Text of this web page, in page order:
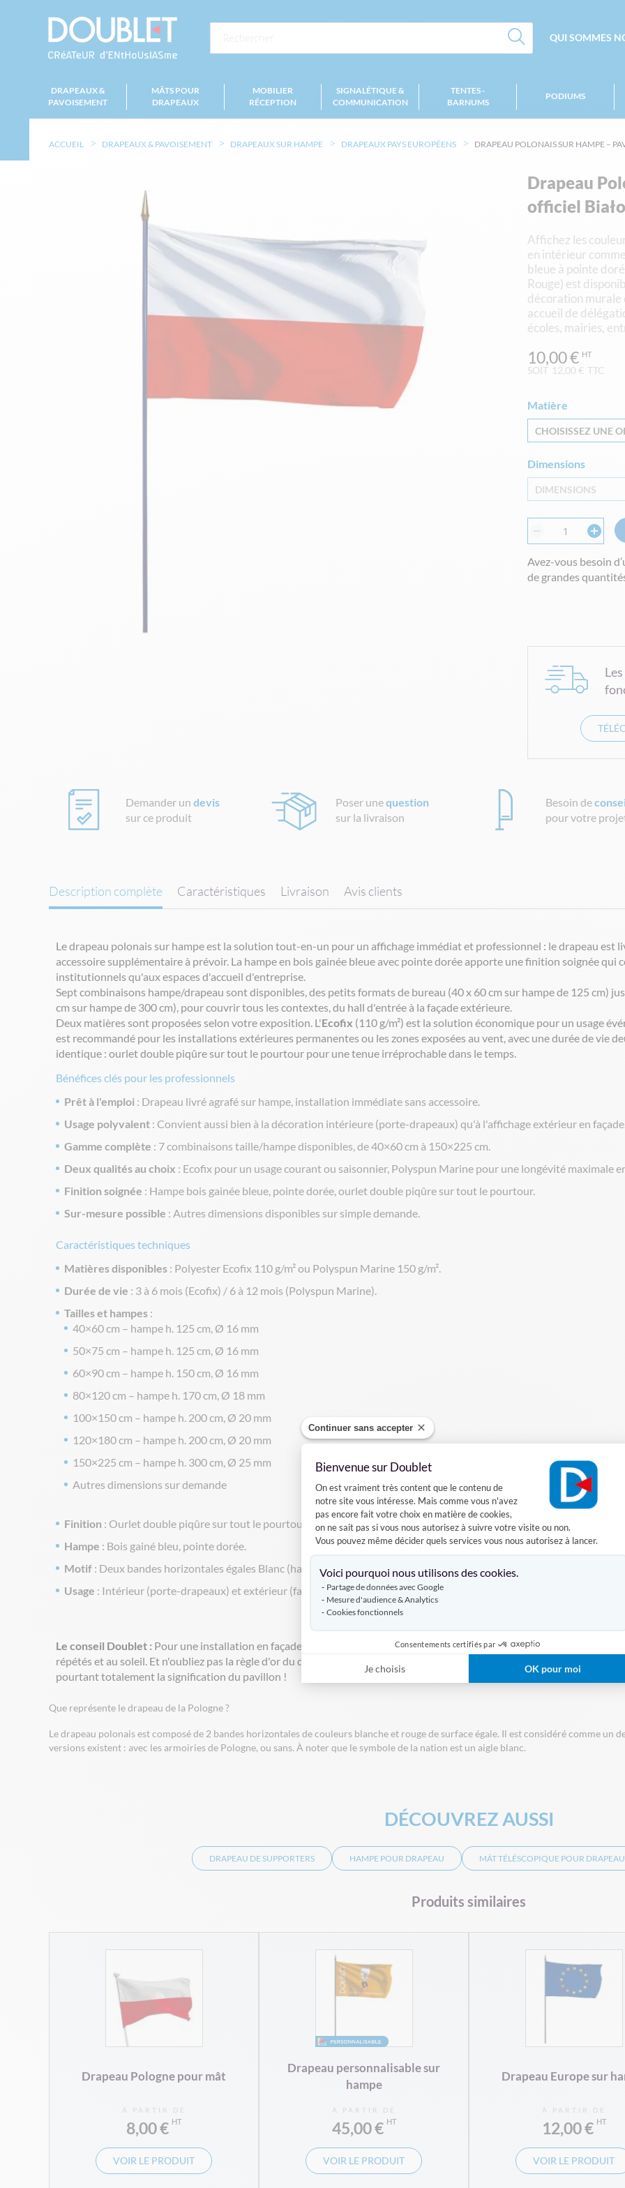
Continuer sans accepter
Bienvenue sur Doublet
Plateforme de Gestion du Consentement
On est vraiment très content que le contenu de
notre site vous intéresse. Mais comme vous n'avez
pas encore fait votre choix en matière de cookies,
on ne sait pas si vous nous autorisez à suivre votre visite ou non.
Vous pouvez même décider quels services vous nous autorisez à lancer.
Voici pourquoi nous utilisons des cookies.
Partage de données avec Google
Mesure d'audience & Analytics
Cookies fonctionnels
Consentements certifiés par
Je choisis OK pour moi
QUI SOMMES
DRAPEAUX &
PAVOISEMENT
MÂTS POUR
DRAPEAUX
MOBILIER
RÉCEPTION
SIGNALÉTIQUE &
COMMUNICATION
TENTES -
BARNUMS
PODIUMS
ACCUEIL DRAPEAUX & PAVOISEMENT DRAPEAUX SUR HAMPE DRAPEAUX PAYS EUROPÉENS DRAPEAU POLONAIS SUR HAMPE –
Drapeau
officiel
Affichez les
en intérieur
bleue à pointe
Rouge) est
décoration murale
accueil de
écoles, mairies,
SOIT 12,00 € TTC
10,00 €
Matière
CHOISISSEZ UNE
Dimensions
DIMENSIONS
Avez-vous besoin
de grandes
Demander undevis
sur ce produit
Poser unequestion
sur la livraison
Besoin de
pour votre
Description complète
Le drapeau polonais sur hampe est la solution tout-en-un pour un affichage immédiat et professionnel : le drapeau est
accessoire supplémentaire à prévoir. La hampe en bois gainée bleue avec pointe dorée apporte une finition soignée
institutionnels qu'aux espaces d'accueil d'entreprise.
Sept combinaisons hampe/drapeau sont disponibles, des petits formats de bureau (40 x 60 cm sur hampe de 125 cm)
cm sur hampe de 300 cm), pour couvrir tous les contextes, du hall d'entrée à la façade extérieure.
Deux matières sont proposées selon votre exposition. L'Ecofix (110 g/m²) est la solution économique pour un usage
est recommandé pour les installations extérieures permanentes ou les zones exposées au vent, avec une durée de vie
identique : ourlet double piqûre sur tout le pourtour pour une tenue irréprochable dans le temps.
Bénéfices clés pour les professionnels
Prêt à l'emploi : Drapeau livré agrafé sur hampe, installation immédiate sans accessoire.
Usage polyvalent : Convient aussi bien à la décoration intérieure (porte-drapeaux) qu'à l'affichage extérieur en
Gamme complète : 7 combinaisons taille/hampe disponibles, de 40×60 cm à 150×225 cm.
Deux qualités au choix : Ecofix pour un usage courant ou saisonnier, Polyspun Marine pour une longévité maximale
Finition soignée : Hampe bois gainée bleue, pointe dorée, ourlet double piqûre sur tout le pourtour.
Sur-mesure possible : Autres dimensions disponibles sur simple demande.
Caractéristiques techniques
Matières disponibles : Polyester Ecofix 110 g/m² ou Polyspun Marine 150 g/m².
Durée de vie : 3 à 6 mois (Ecofix) / 6 à 12 mois (Polyspun Marine).
Tailles et hampes :
40×60 cm – hampe h. 125 cm, Ø 16 mm
50×75 cm – hampe h. 125 cm, Ø 16 mm
60×90 cm – hampe h. 150 cm, Ø 16 mm
80×120 cm – hampe h. 170 cm, Ø 18 mm
100×150 cm – hampe h. 200 cm, Ø 20 mm
120×180 cm – hampe h. 200 cm, Ø 20 mm
150×225 cm – hampe h. 300 cm, Ø 25 mm
Autres dimensions sur demande
Finition : Ourlet double piqûre sur tout le pourtour, drapeau agrafé sur hampe.
Hampe : Bois gainé bleu, pointe dorée.
Motif : Deux bandes horizontales égales Blanc (haut) / Rouge (bas), selon les codes officiels de la République de
Usage : Intérieur (porte-drapeaux) et extérieur (façade murale).
Le conseil Doublet : Pour une installation en façade extérieure permanente, pensez à opter pour lePolyspun Marine
:
répétés et au soleil. Et n'oubliez pas la règle d'or du drapeau polonais sur hampe : la bande rouge doit toujours être
pourtant totalement la signification du pavillon !
Que représente le drapeau de la Pologne ?
Le drapeau polonais est composé de 2 bandes horizontales de couleurs blanche et rouge de surface égale. Il est considéré comme un
versions existent : avec les armoiries de Pologne, ou sans. À noter que le symbole de la nation est un aigle blanc.
Caractéristiques Livraison Avis clients
DÉCOUVREZ AUSSI
DRAPEAU DE SUPPORTERS HAMPE POUR DRAPEAU MÂT TÉLÉSCOPIQUE POUR DRAPEAU
Produits similaires
Drapeau Pologne pour mât
À PARTIR DE
8,00 €
VOIR LE PRODUIT
Drapeau personnalisable sur
hampe
À PARTIR DE
45,00 €
VOIR LE PRODUIT
Drapeau Europe sur
À PARTIR DE
12,00 €
VOIR LE PRODUIT